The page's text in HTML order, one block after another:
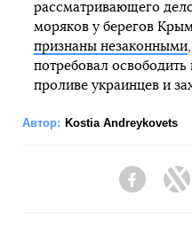
рассматривающего
моряков у берегов
признаны незаконными
потребовал
проливе украинцев и
Автор: Kostia Andreykovets